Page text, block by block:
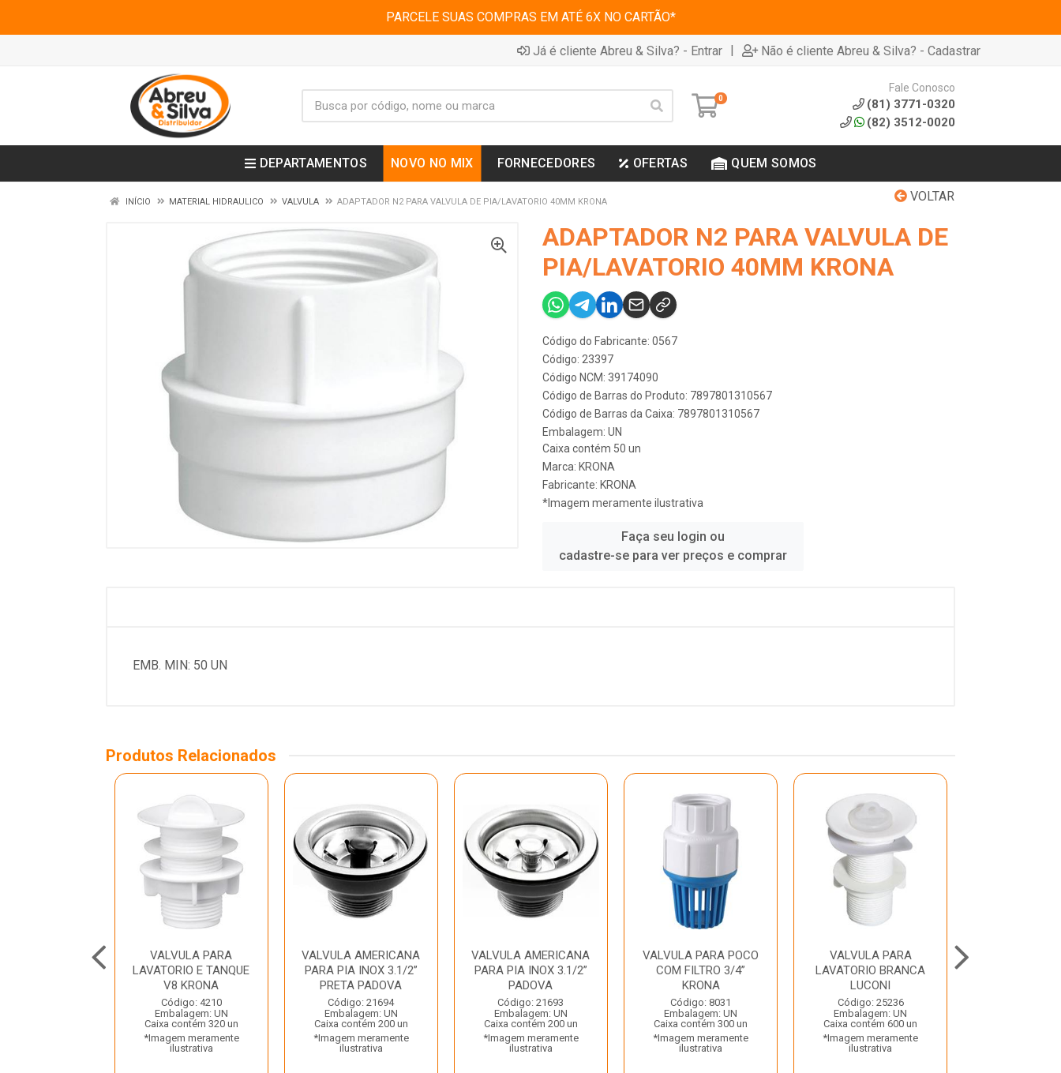
PARCELE SUAS COMPRAS EM ATÉ 6X NO CARTÃO*
Já é cliente Abreu & Silva? - Entrar | Não é cliente Abreu & Silva? - Cadastrar
0
Fale Conosco
(81) 3771-0320
(82) 3512-0020
DEPARTAMENTOS NOVO NO MIX FORNECEDORES OFERTAS QUEM SOMOS
VOLTAR
INÍCIO MATERIAL HIDRAULICO VALVULA ADAPTADOR N2 PARA VALVULA DE PIA/LAVATORIO 40MM KRONA
ADAPTADOR N2 PARA VALVULA DE
PIA/LAVATORIO 40MM KRONA
Código do Fabricante: 0567
Código: 23397
Código NCM: 39174090
Código de Barras do Produto: 7897801310567
Código de Barras da Caixa: 7897801310567
Embalagem: UN
Caixa contém 50 un
Marca: KRONA
Fabricante: KRONA
*Imagem meramente ilustrativa
Faça seu login ou
cadastre-se para ver preços e comprar
EMB. MIN: 50 UN
Produtos Relacionados
VALVULA PARA
LAVATORIO E TANQUE
V8 KRONA
Código: 4210
Embalagem: UN
Caixa contém 320 un
*Imagem meramente
ilustrativa
VALVULA AMERICANA
PARA PIA INOX 3.1/2”
PRETA PADOVA
Código: 21694
Embalagem: UN
Caixa contém 200 un
*Imagem meramente
ilustrativa
VALVULA AMERICANA
PARA PIA INOX 3.1/2”
PADOVA
Código: 21693
Embalagem: UN
Caixa contém 200 un
*Imagem meramente
ilustrativa
VALVULA PARA POCO
COM FILTRO 3/4”
KRONA
Código: 8031
Embalagem: UN
Caixa contém 300 un
*Imagem meramente
ilustrativa
VALVULA PARA
LAVATORIO BRANCA
LUCONI
Código: 25236
Embalagem: UN
Caixa contém 600 un
*Imagem meramente
ilustrativa